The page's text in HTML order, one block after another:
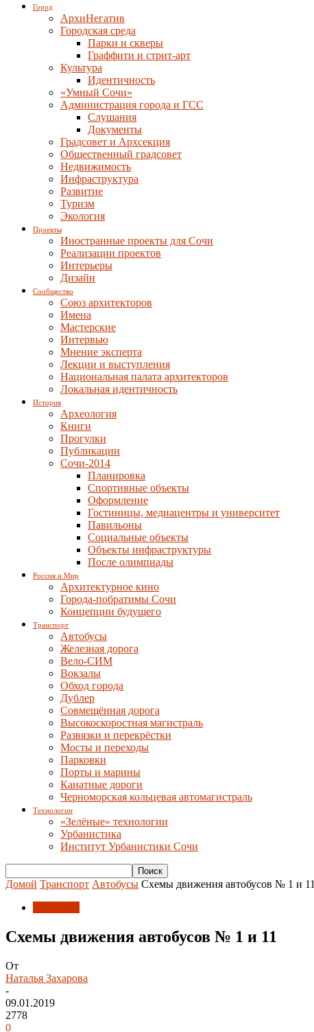
Город
АрхиНегатив
Городская среда
Парки и скверы
Граффити и стрит-арт
Культура
Идентичность
«Умный Сочи»
Администрация города и ГСС
Слушания
Документы
Градсовет и Архсекция
Общественный градсовет
Недвижимость
Инфраструктура
Развитие
Туризм
Экология
Проекты
Иностранные проекты для Сочи
Реализации проектов
Интерьеры
Дизайн
Сообщество
Союз архитекторов
Имена
Мастерские
Интервью
Мнение эксперта
Лекции и выступления
Национальная палата архитекторов
Локальная идентичность
История
Археология
Книги
Прогулки
Публикации
Сочи-2014
Планировка
Спортивные объекты
Оформление
Гостиницы, медиацентры и университет
Павильоны
Социальные объекты
Объекты инфраструктуры
После олимпиады
Россия и Мир
Архитектурное кино
Города-побратимы Сочи
Концепции будущего
Транспорт
Автобусы
Железная дорога
Вело-СИМ
Вокзалы
Обход города
Дублер
Совмещённая дорога
Высокоскоростная магистраль
Развязки и перекрёстки
Мосты и переходы
Парковки
Порты и марины
Канатные дороги
Черноморская кольцевая автомагистраль
Технологии
«Зелёные» технологии
Урбанистика
Институт Урбанистики Сочи
Домой Транспорт Автобусы Схемы движения автобусов № 1 и 11
Схемы движения автобусов № 1 и 11
От
Наталья Захарова
-
09.01.2019
2778
0